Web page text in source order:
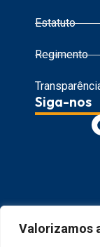
Valorizamos
Estatuto
Regimento
Siga-nos
A Undime preza
pelo combate